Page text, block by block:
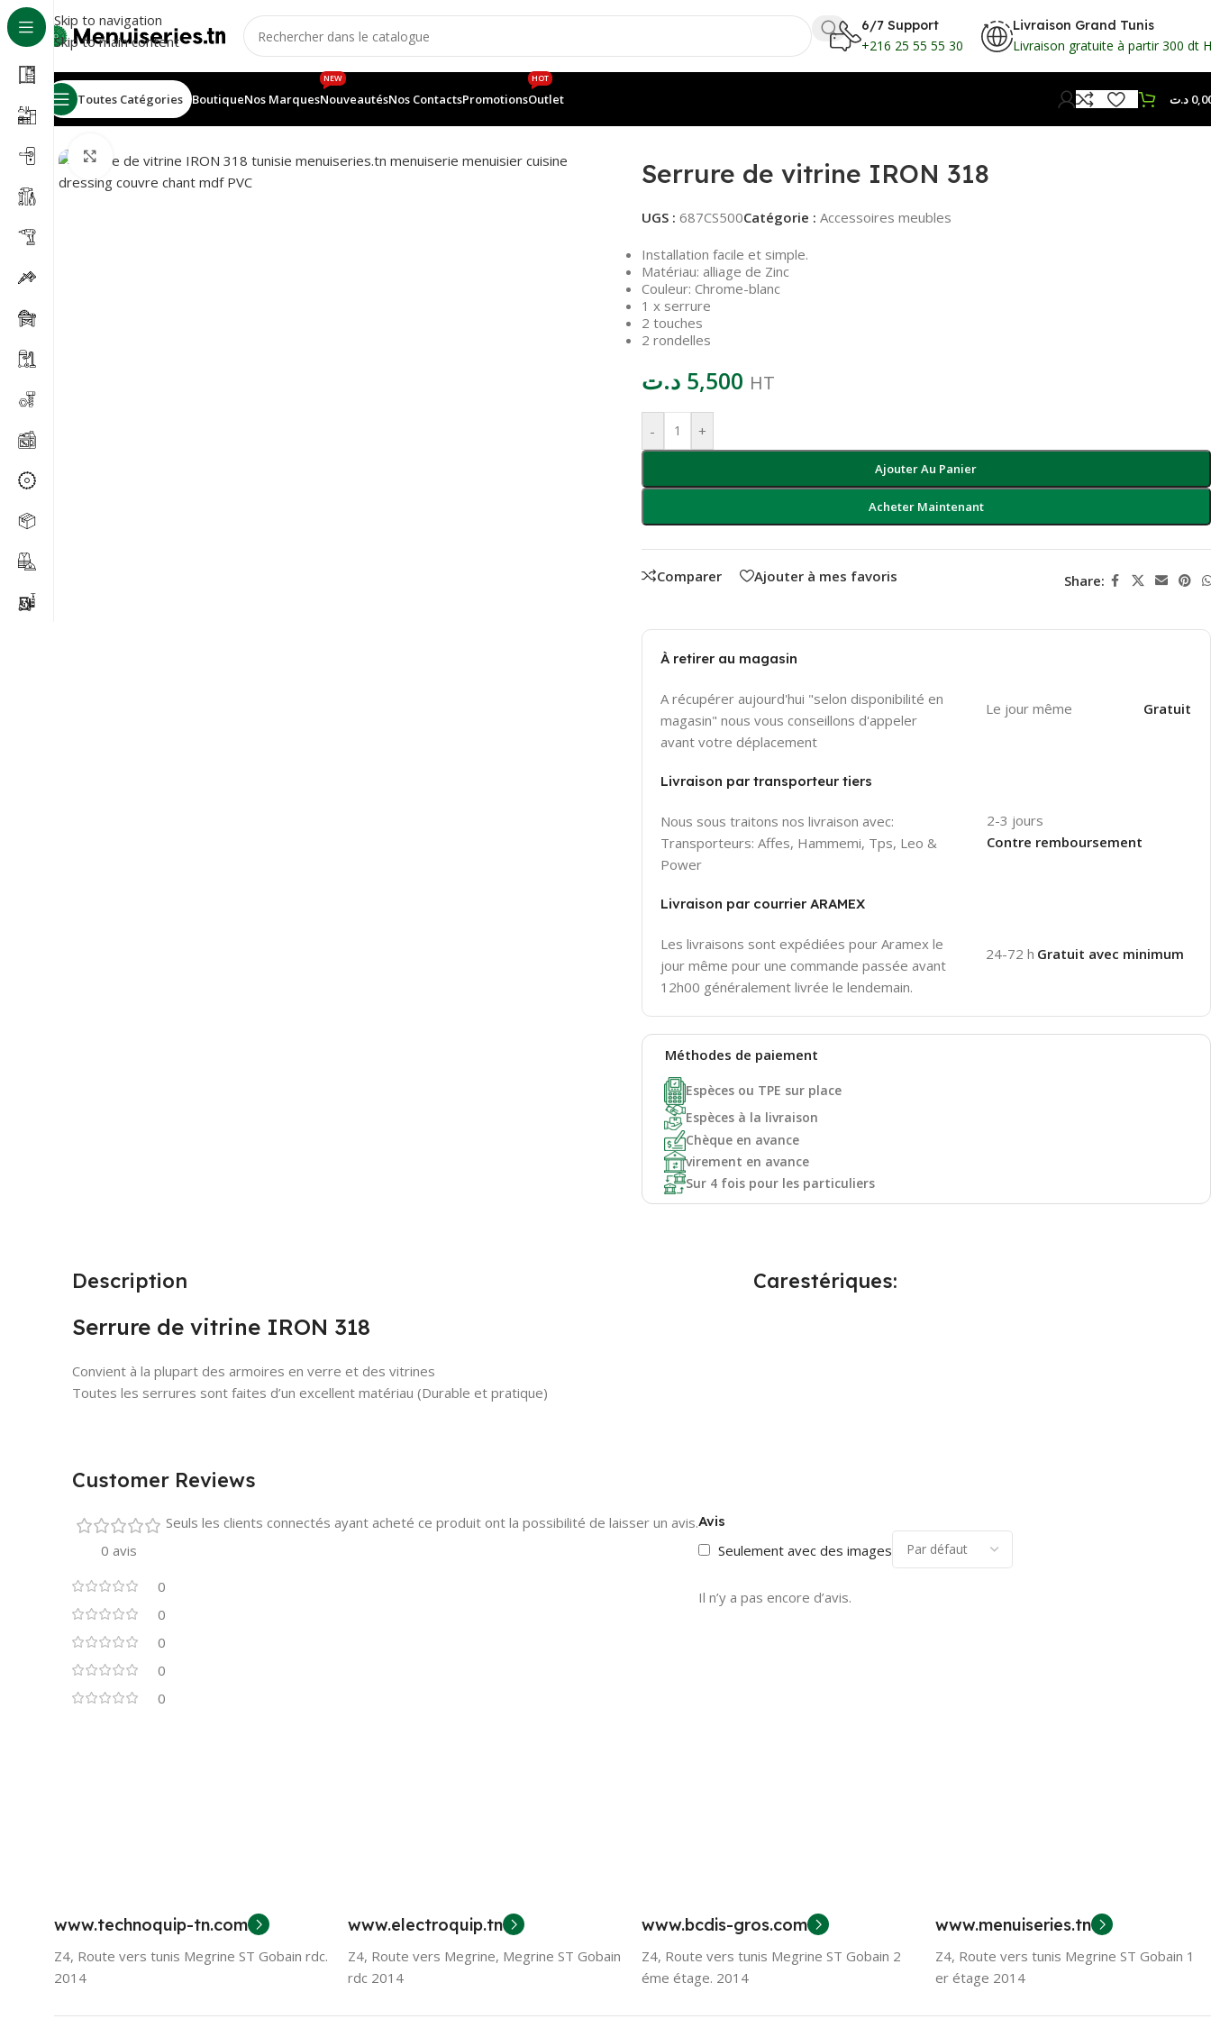
Skip to navigation
Skip to main content
6/7 Support
+216 25 55 55 30
Livraison Grand Tunis
Livraison gratuite à partir 300 dt
Toutes Catégories BoutiqueNos MarquesNouveautés
NEW
Nos ContactsPromotionsOutlet
HOT
د.ت
Accueil/Accessoires meubles
Agrandir
Serrure de vitrine IRON 318
UGS : 687CS500Catégorie : Accessoires meubles
Installation facile et simple.
Matériau: alliage de Zinc
Couleur: Chrome-blanc
1 x serrure
2 touches
2 rondelles
5,500 د.ت HT
- +
Ajouter Au Panier
Acheter Maintenant
Comparer Ajouter à mes favoris Share:
À retirer au magasin
A récupérer aujourd'hui "selon disponibilité en
magasin" nous vous conseillons d'appeler
avant votre déplacement
Le jour même Gratuit
Livraison par transporteur tiers
Nous sous traitons nos livraison avec:
Transporteurs: Affes, Hammemi, Tps, Leo &
Power
2-3 jours
Contre remboursement
Livraison par courrier ARAMEX
Les livraisons sont expédiées pour Aramex le
jour même pour une commande passée avant
12h00 généralement livrée le lendemain.
24-72 h Gratuit avec minimum
Méthodes de paiement
Espèces ou TPE sur place
Espèces à la livraison
Chèque en avance
virement en avance
Sur 4 fois pour les particuliers
Description
Serrure de vitrine IRON 318
Convient à la plupart des armoires en verre et des vitrines
Toutes les serrures sont faites d’un excellent matériau (Durable et pratique)
Carestériques:
Customer Reviews
0 avis
0
0
0
0
0
Avis
Seulement avec des images
Il n’y a pas encore d’avis.
Seuls les clients connectés ayant acheté ce produit ont la possibilité de laisser un avis.
www.technoquip-tn.com
Z4, Route vers tunis Megrine ST Gobain rdc.
2014
www.electroquip.tn
Z4, Route vers Megrine, Megrine ST Gobain
rdc 2014
www.bcdis-gros.com
Z4, Route vers tunis Megrine ST Gobain 2
éme étage. 2014
www.menuiseries.tn
Z4, Route vers tunis Megrine ST Gobain 1
er étage 2014